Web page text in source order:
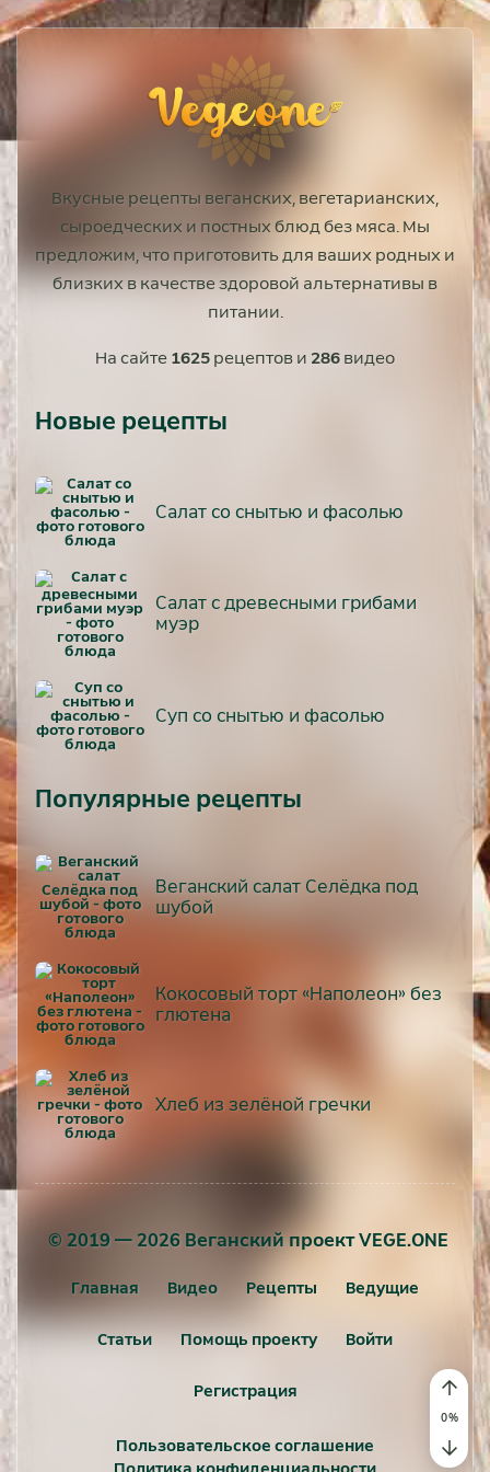
Вкусные рецепты веганских, вегетарианских,
сыроедческих и постных блюд без мяса. Мы
предложим, что приготовить для ваших родных и
близких в качестве здоровой альтернативы в
питании.
На сайте 1625 рецептов и 286 видео
Новые рецепты
Салат со снытью и фасолью
Салат с древесными грибами
муэр
Суп со снытью и фасолью
Популярные рецепты
Веганский салат Селёдка под
шубой
Кокосовый торт «Наполеон» без
глютена
Хлеб из зелёной гречки
© 2019 — 2026 Веганский проект VEGE.ONE
Главная Видео Рецепты Ведущие
Статьи Помощь проекту Войти
Регистрация
Пользовательское соглашение